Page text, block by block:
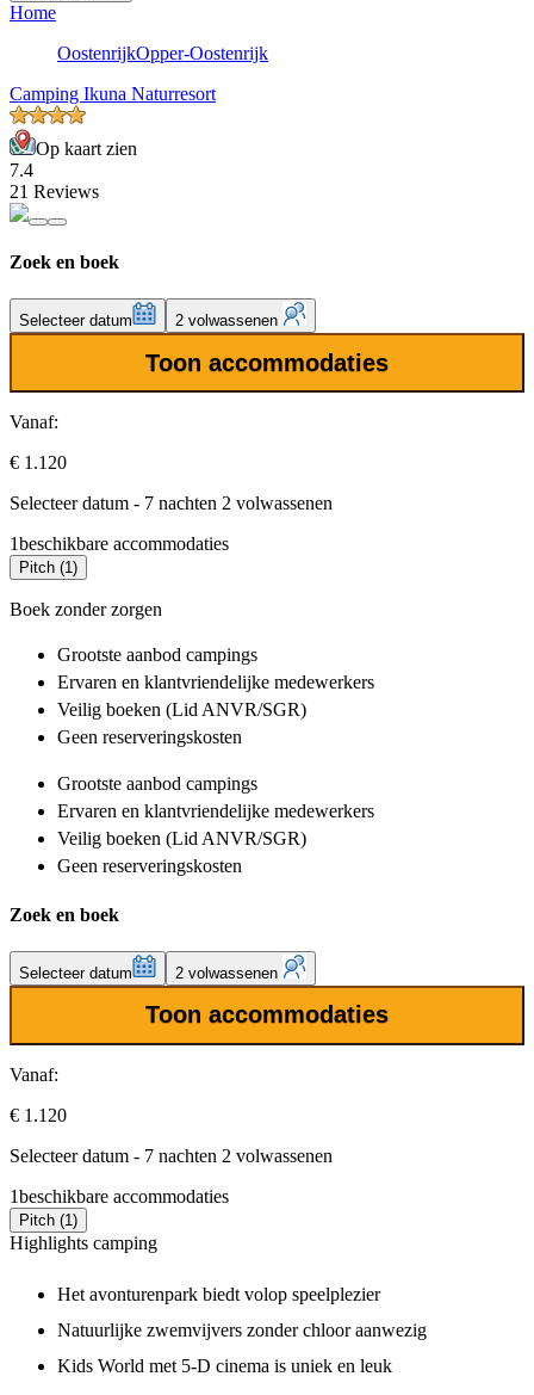
Home
OostenrijkOpper-Oostenrijk
Camping Ikuna Naturresort
Op kaart zien
7.4
21 Reviews
Zoek en boek
Selecteer datum 2 volwassenen
Toon accommodaties
Vanaf:
€ 1.120
Selecteer datum - 7 nachten 2 volwassenen
1beschikbare accommodaties
Pitch (1)
Boek zonder zorgen
Grootste aanbod campings
Ervaren en klantvriendelijke medewerkers
Veilig boeken (Lid ANVR/SGR)
Geen reserveringskosten
Grootste aanbod campings
Ervaren en klantvriendelijke medewerkers
Veilig boeken (Lid ANVR/SGR)
Geen reserveringskosten
Zoek en boek
Selecteer datum 2 volwassenen
Toon accommodaties
Vanaf:
€ 1.120
Selecteer datum - 7 nachten 2 volwassenen
1beschikbare accommodaties
Pitch (1)
Highlights camping
Het avonturenpark biedt volop speelplezier
Natuurlijke zwemvijvers zonder chloor aanwezig
Kids World met 5-D cinema is uniek en leuk